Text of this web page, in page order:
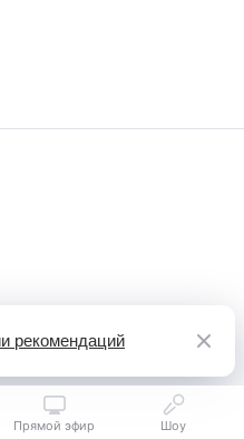
Прямой эфир Шоу
рекомендаций